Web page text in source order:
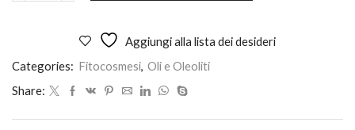
quantità
Aggiungi alla lista dei desideri
Categories: Fitocosmesi, Oli e Oleoliti
Share: